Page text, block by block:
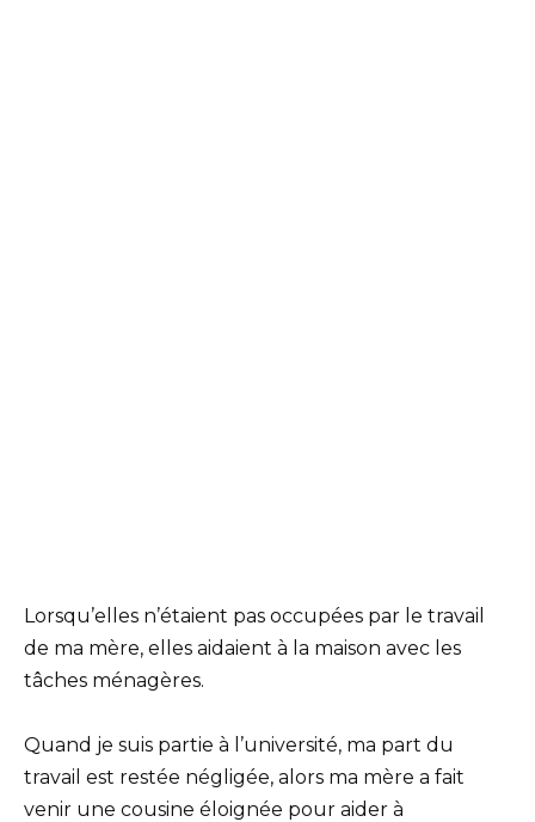
Lorsqu’elles n’étaient pas occupées par le travail
de ma mère, elles aidaient à la maison avec les
tâches ménagères.
Quand je suis partie à l’université, ma part du
travail est restée négligée, alors ma mère a fait
venir une cousine éloignée pour aider à